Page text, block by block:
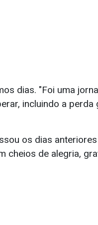
dias. "Foi uma
incluindo a perda
os dias
cheios de alegria,